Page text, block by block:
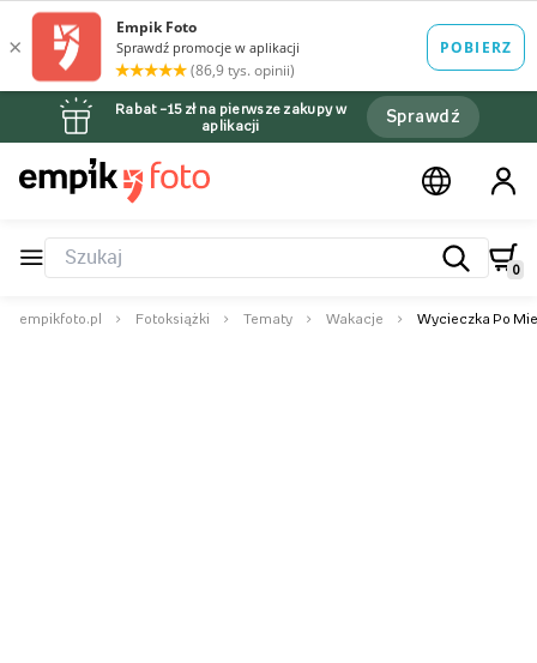
Rabat –15 zł na pierwsze zakupy w
aplikacji
Sprawdź
0
empikfoto.pl Fotoksiążki Tematy Wakacje Wycieczka Po